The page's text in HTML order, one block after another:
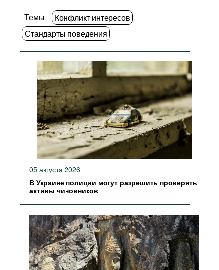
Темы
Конфликт интересов
Стандарты поведения
05 августа 2026
В Украине полиции могут разрешить проверять
активы чиновников